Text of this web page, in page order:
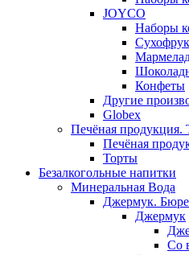
JOYCO
Наборы
Конфеты
Другие
Globex
Печёная продукция.
Печёная
Торты
Безалкогольные напитки
Минеральная Вода
Джермук.
Джермук
Со